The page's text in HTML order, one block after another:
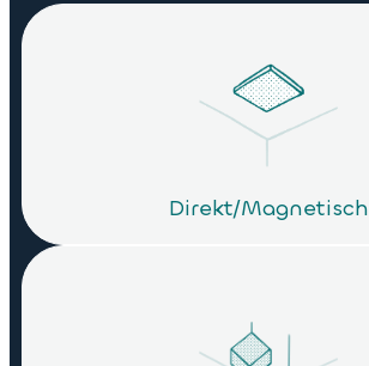
Direkt/Magnetisch